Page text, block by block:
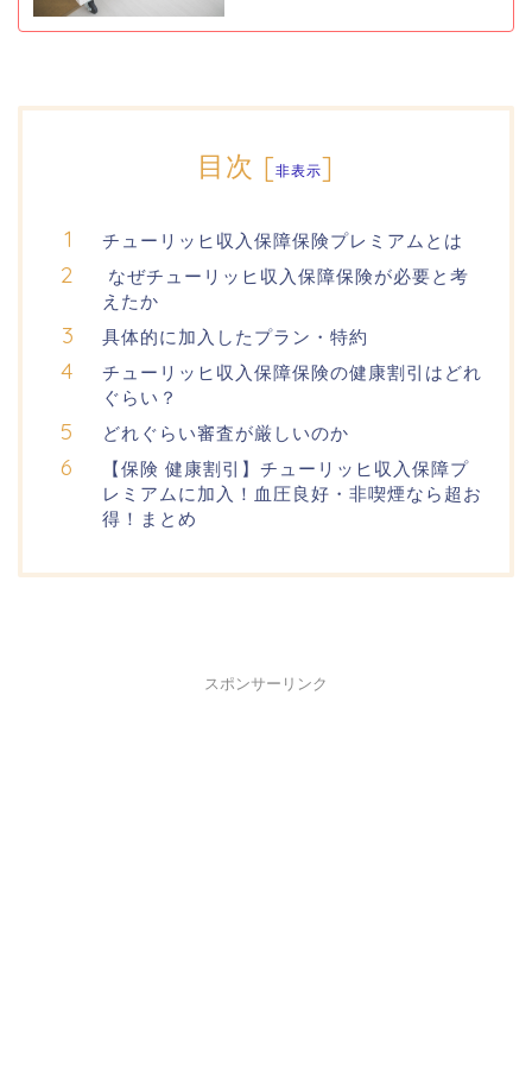
目次 [非表示]
チューリッヒ収入保障保険プレミアムとは
なぜチューリッヒ収入保障保険が必要と考
えたか
具体的に加入したプラン・特約
チューリッヒ収入保障保険の健康割引はどれ
ぐらい？
どれぐらい審査が厳しいのか
【保険 健康割引】チューリッヒ収入保障プ
レミアムに加入！血圧良好・非喫煙なら超お
得！まとめ
スポンサーリンク